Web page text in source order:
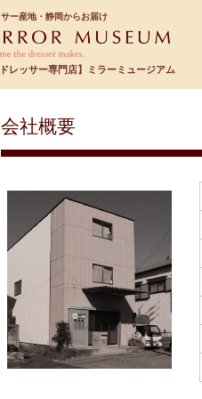
サー産地・静岡からお届け
ドレッサー専門店】ミラーミュージアム
会社概要